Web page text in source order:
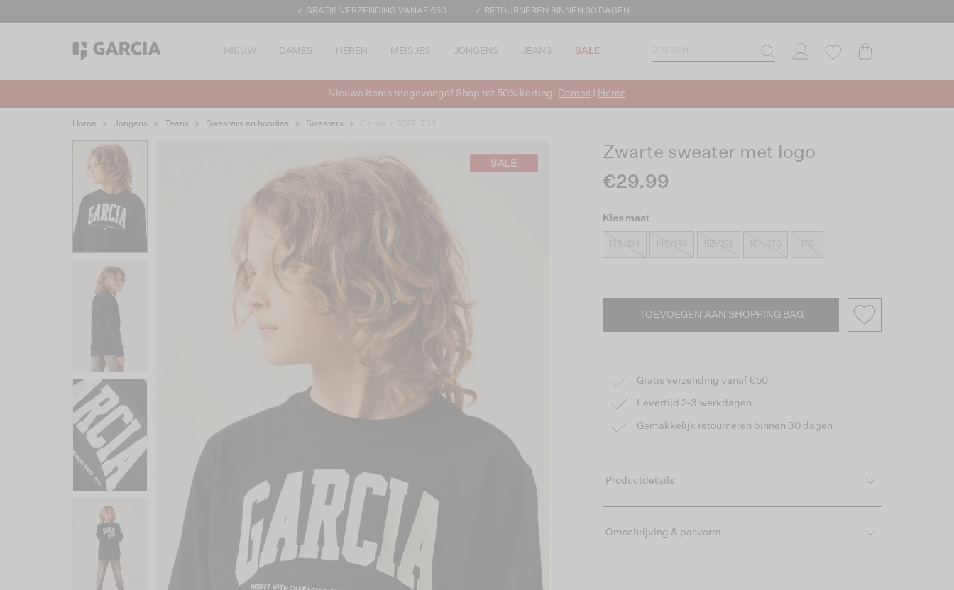
✓ GRATIS VERZENDING VANAF €50 ✓ RETOURNEREN BINNEN 30 DAGEN
NIEUW DAMES HEREN MEISJES JONGENS JEANS SALE
Nieuwe items toegevoegd! Shop tot 50% korting: Dames Heren
Home > Jongens > Teens > Sweaters en hoodies > Sweaters >
Zwarte sweater met logo
€29.99
Kies maat
128/134
TOEVOEGEN AAN SHOPPING BAG
Gratis verzending vanaf €50
Levertijd 2-3 werkdagen
Gemakkelijk retourneren binnen 30 dagen
Productdetails
Omschrijving & pasvorm